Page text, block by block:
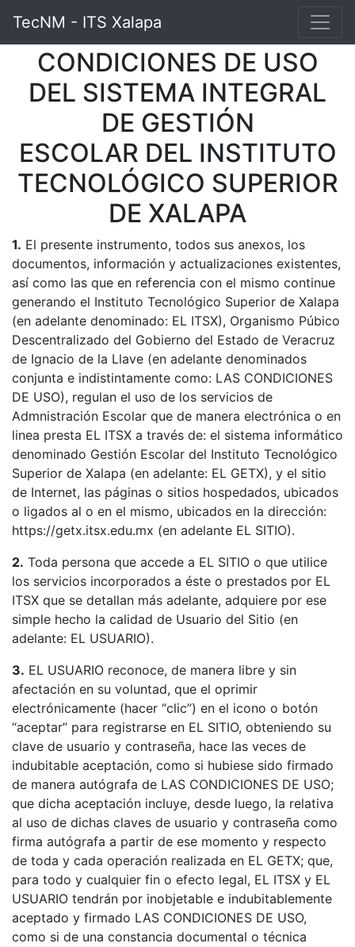
TecNM - ITS Xalapa Salir
TecNM - ITS Xalapa
CONDICIONES DE USO
DEL SISTEMA INTEGRAL
DE GESTIÓN
ESCOLAR DEL INSTITUTO
TECNOLÓGICO SUPERIOR
DE XALAPA
1. El presente instrumento, todos sus anexos, los
documentos, información y actualizaciones existentes,
así como las que en referencia con el mismo continue
generando el Instituto Tecnológico Superior de Xalapa
(en adelante denominado: EL ITSX), Organismo Púbico
Descentralizado del Gobierno del Estado de Veracruz
de Ignacio de la Llave (en adelante denominados
conjunta e indistintamente como: LAS CONDICIONES
DE USO), regulan el uso de los servicios de
Admnistración Escolar que de manera electrónica o en
linea presta EL ITSX a través de: el sistema informático
denominado Gestión Escolar del Instituto Tecnológico
Superior de Xalapa (en adelante: EL GETX), y el sitio
de Internet, las páginas o sitios hospedados, ubicados
o ligados al o en el mismo, ubicados en la dirección:
https://getx.itsx.edu.mx (en adelante EL SITIO).
2. Toda persona que accede a EL SITIO o que utilice
los servicios incorporados a éste o prestados por EL
ITSX que se detallan más adelante, adquiere por ese
simple hecho la calidad de Usuario del Sitio (en
adelante: EL USUARIO).
3. EL USUARIO reconoce, de manera libre y sin
afectación en su voluntad, que el oprimir
electrónicamente (hacer “clic”) en el icono o botón
“aceptar” para registrarse en EL SITIO, obteniendo su
clave de usuario y contraseña, hace las veces de
indubitable aceptación, como si hubiese sido firmado
de manera autógrafa de LAS CONDICIONES DE USO;
que dicha aceptación incluye, desde luego, la relativa
al uso de dichas claves de usuario y contraseña como
firma autógrafa a partir de ese momento y respecto
de toda y cada operación realizada en EL GETX; que,
para todo y cualquier fin o efecto legal, EL ITSX y EL
USUARIO tendrán por inobjetable e indubitablemente
aceptado y firmado LAS CONDICIONES DE USO,
como si de una constancia documental o técnica